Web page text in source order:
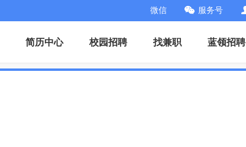
微信 服务号
简历中心 校园招聘 找兼职 蓝领招聘